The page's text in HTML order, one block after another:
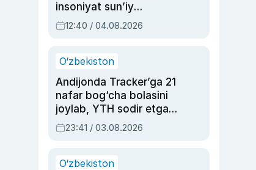
insoniyat sun’iy
intellektni boshqara
olmay qolishidan xavotir
12:40 / 04.08.2026
O‘zbekiston
Andijonda Tracker’ga 21
nafar bog‘cha bolasini
joylab, YTH sodir etgan
ayolga sud hukmi o‘qildi
23:41 / 03.08.2026
O‘zbekiston